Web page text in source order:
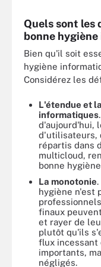
Quels sont les
bonne
Bien qu'il soit
hygiène
Considérez les
L'étendue et
informatiques
d'aujourd'hui,
d'utilisateurs,
répartis dans
multicloud,
bonne
La monotonie.
hygiène n'est
finaux
et rayer de
plutôt qu'ils
flux incessant
importants,
négligés.